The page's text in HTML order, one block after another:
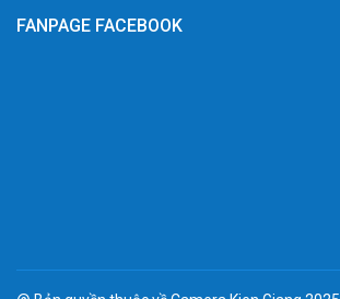
FANPAGE FACEBOOK